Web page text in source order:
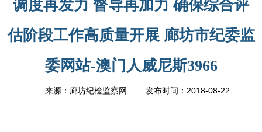
调度再发力 督导再加力 确保综合评
估阶段工作高质量开展 廊坊市纪委监
委网站-澳门人威尼斯3966
来源：廊坊纪检监察网 发布时间： 2018-08-22